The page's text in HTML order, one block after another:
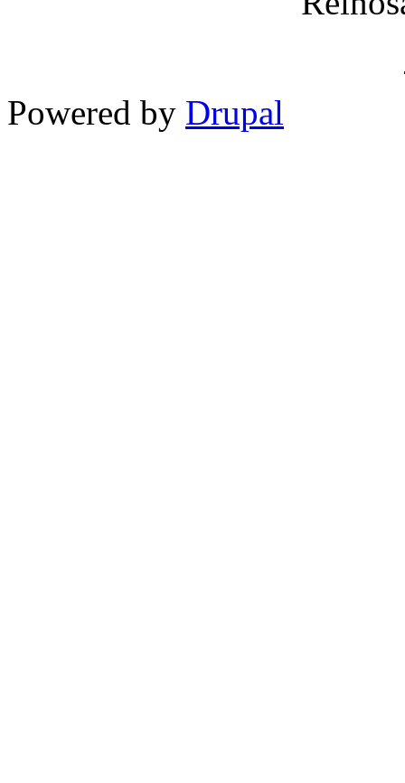
Powered by Drupal